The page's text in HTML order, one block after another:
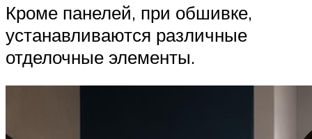
Кроме панелей, при обшивке,
устанавливаются различные
отделочные элементы.